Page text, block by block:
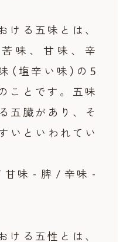
ける五味とは、
味、甘味、辛
（塩辛い味）の5
ことです。
五味
五臓があり、そ
いといわれてい
味 - 脾 / 辛味 -
ける五性とは、